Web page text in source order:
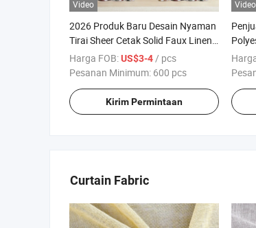
Video
2026 Produk Baru Desain Nyaman
Tirai Sheer Cetak Solid Faux Linen
Siap Pakai
Harga FOB:US$3-4/ pcs
Pesanan Minimum: 600 pcs
Kirim Permintaan
Video
Gaya
Curtain Fabric